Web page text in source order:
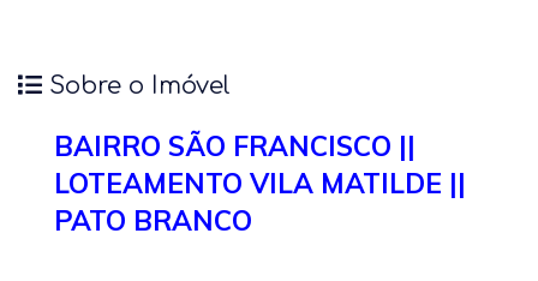
Sobre o Imóvel
BAIRRO SÃO FRANCISCO ||
LOTEAMENTO VILA MATILDE ||
PATO BRANCO